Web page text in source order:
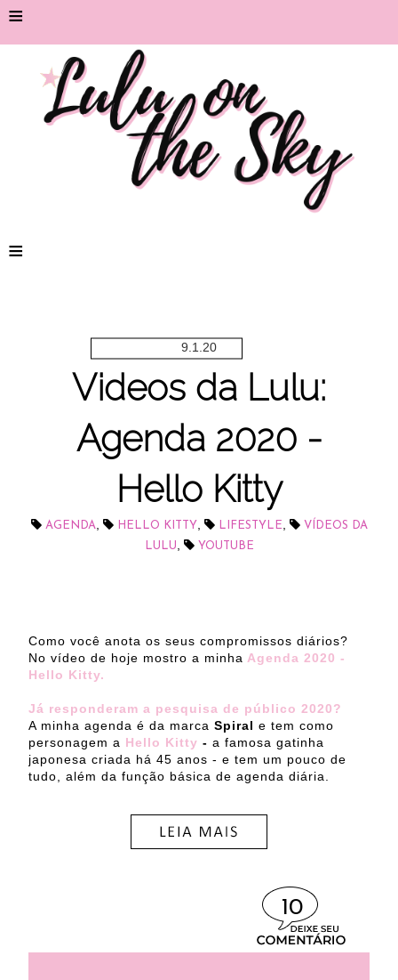
≡
≡
9.1.20
Videos da Lulu:
Agenda 2020 -
Hello Kitty
AGENDA, HELLO KITTY, LIFESTYLE,
VÍDEOS DA
LULU, YOUTUBE
Como você anota os seus compromissos diários?
No vídeo de hoje mostro a minha Agenda 2020 -
Hello Kitty.
Já responderam a pesquisa de público 2020?
A minha agenda é da marca Spiral e tem como
personagem a Hello Kitty - a famosa gatinha
japonesa criada há 45 anos - e tem um pouco de
tudo, além da função básica de agenda diária.
10